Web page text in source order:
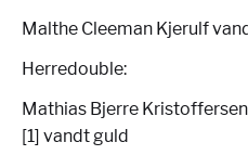
Malthe Cleeman Kjerulf
Herredouble:
Mathias Bjerre
[1] vandt guld